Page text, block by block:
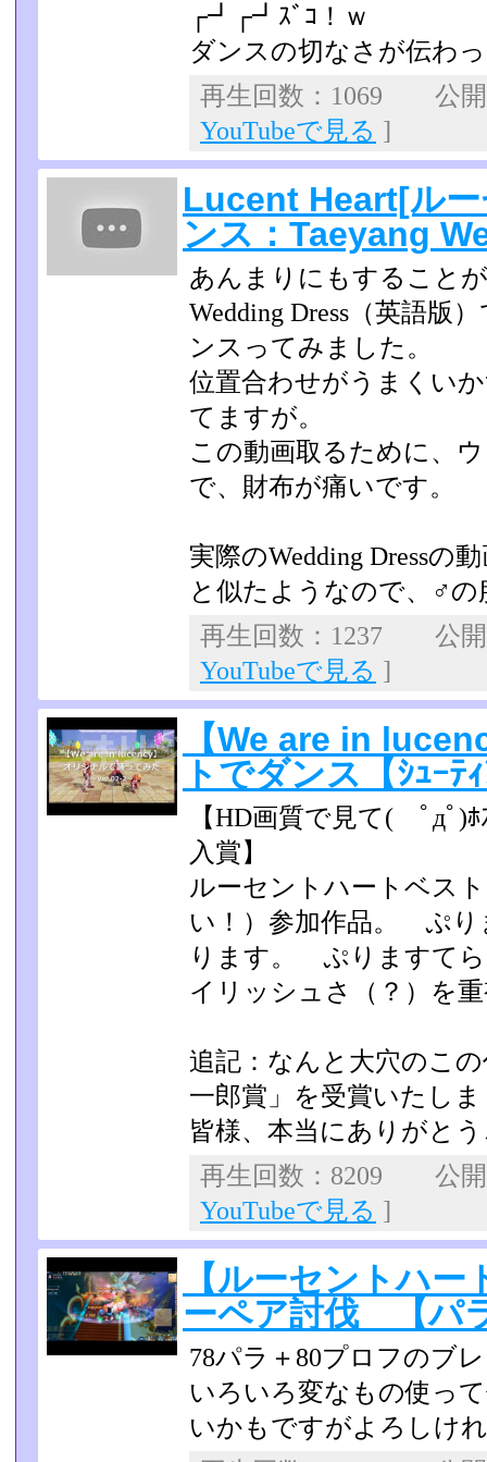
┌┛┌┛ｽﾞｺ！ｗ
ダンスの切なさが伝わ
再生回数：1069 公
YouTubeで見る ]
Lucent Heart[ル
ンス：Taeyang
あんまりにもすること
Wedding Dress（英語版
ンスってみました。
位置合わせがうまくい
てますが。
この動画取るために、
で、財布が痛いです。
実際のWedding Dressの
と似たようなので、♂
再生回数：1237 公
YouTubeで見る ]
【We are in
トでダンス【ｼｭｰﾃ
【HD画質で見て( ﾟдﾟ)
入賞】
ルーセントハートベス
い！）参加作品。 ぷり
ります。 ぷりますて
イリッシュさ（？）を
追記：なんと大穴のこ
一郎賞」を受賞いたし
皆様、本当にありがと
再生回数：8209 公
YouTubeで見る ]
【ルーセントハ
ーペア討伐 【パ
78パラ＋80プロフのブ
いろいろ変なもの使っ
いかもですがよろしけ